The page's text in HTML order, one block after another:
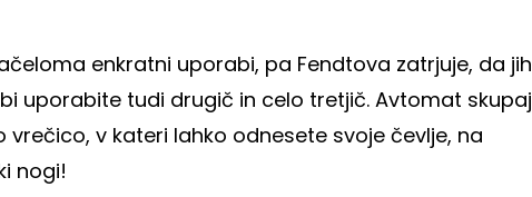
enkratni uporabi, pa Fendtova zatrjuje, da jih
uporabite tudi drugič in celo tretjič. Avtomat skupaj
v kateri lahko odnesete svoje čevlje, na
nogi!